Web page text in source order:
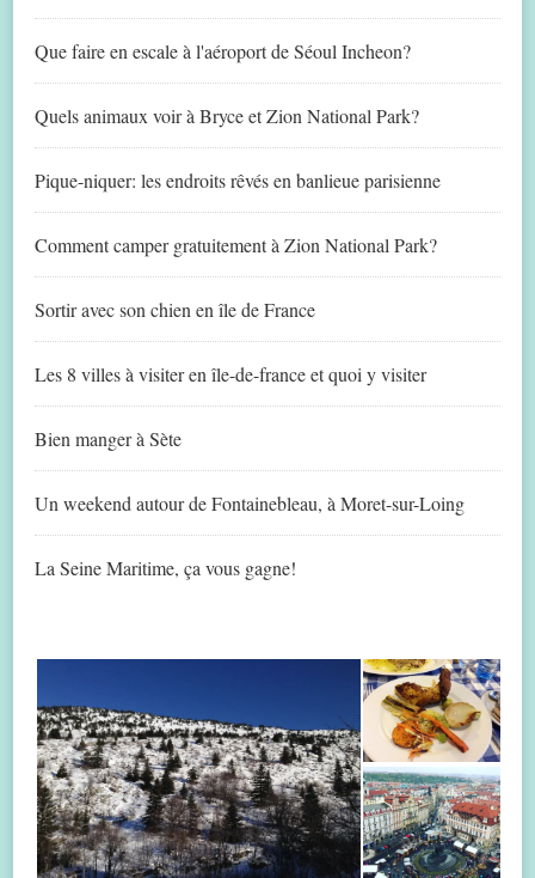
Que faire en escale à l'aéroport de Séoul Incheon?
Quels animaux voir à Bryce et Zion National Park?
Pique-niquer: les endroits rêvés en banlieue parisienne
Comment camper gratuitement à Zion National Park?
Sortir avec son chien en île de France
Les 8 villes à visiter en île-de-france et quoi y visiter
Bien manger à Sète
Un weekend autour de Fontainebleau, à Moret-sur-Loing
La Seine Maritime, ça vous gagne!